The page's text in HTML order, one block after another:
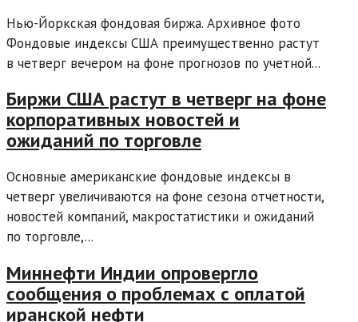
Нью-Йоркская фондовая биржа. Архивное фото
Фондовые индексы США преимущественно растут
в четверг вечером на фоне прогнозов по учетной...
Биржи США растут в четверг на фоне
корпоративных новостей и
ожиданий по торговле
Основные американские фондовые индексы в
четверг увеличиваются на фоне сезона отчетности,
новостей компаний, макростатистики и ожиданий
по торговле,...
Миннефти Индии опровергло
сообщения о проблемах с оплатой
иранской нефти